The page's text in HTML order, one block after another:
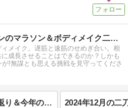
50代オッサンのマラソン＆ボディメイク二刀流挑戦記
メイク。遅筋と速筋のせめぎ合い。相
成長させることはできるのか？しかも
!無謀とも思える挑戦を見守ってくださ
2024年12月の二刀流振り返り＆今年の総括